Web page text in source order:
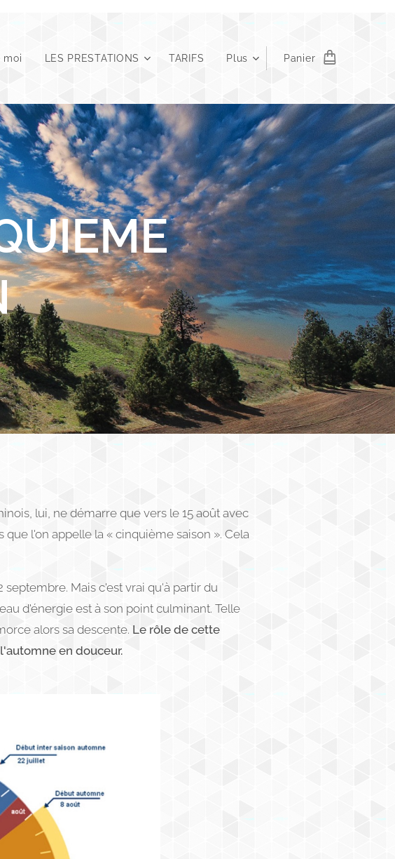
moi LES PRESTATIONS TARIFS Plus Panier
lui, ne démarre que vers le 15 août avec
l'on appelle la « cinquième saison ». Cela
Mais c'est vrai qu'à partir du
d'énergie est à son point culminant. Telle
alors sa descente. Le rôle de cette
en douceur.